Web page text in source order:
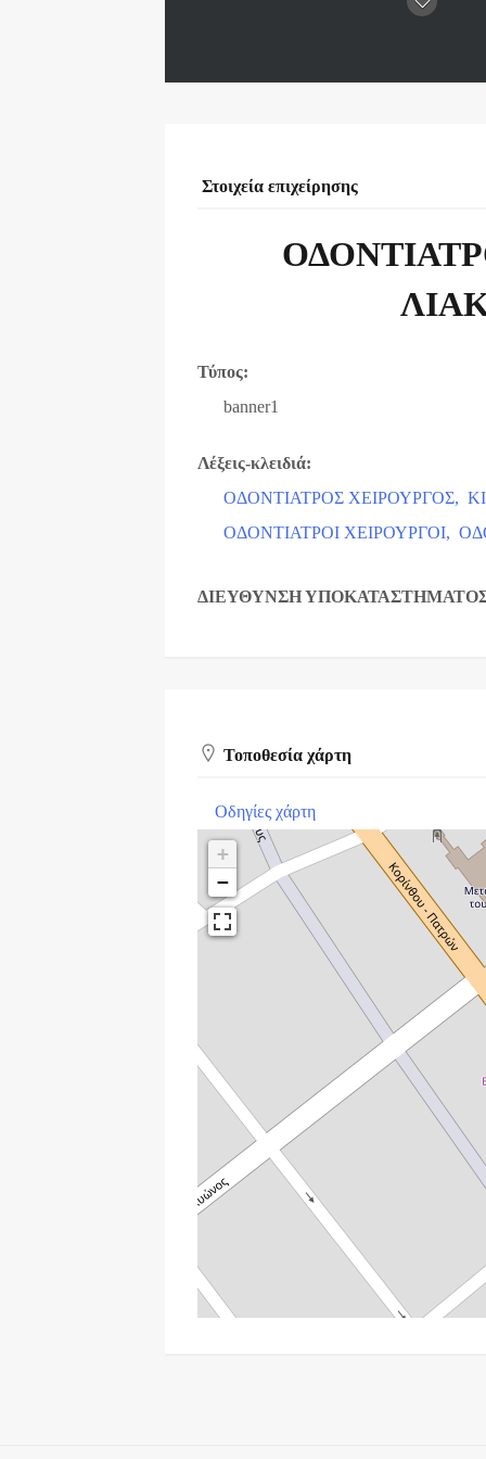
Στοιχεία επιχείρησης
Τύπος:
banner1
Λέξεις-κλειδιά:
ΟΔΟΝΤΙΑΤΡΟΣ ΧΕΙΡΟΥΡΓΟΣ,
ΟΔΟΝΤΙΑΤΡΟΙ ΧΕΙΡΟΥΡΓΟΙ,
ΔΙΕΥΘΥΝΣΗ
Τοποθεσία χάρτη
Οδηγίες χάρτη
+
−